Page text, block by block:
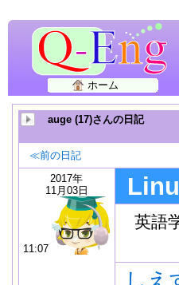
ホーム
auge (17)さんの日記
≪前の日記
2017年
11月03日
11:07
英語
しえ